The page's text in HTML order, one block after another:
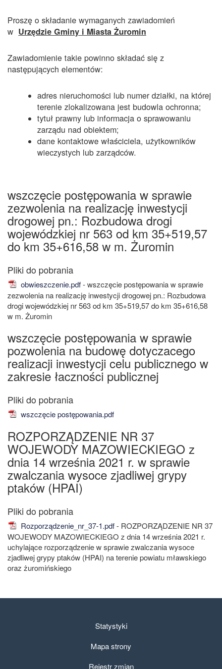
Proszę o składanie wymaganych zawiadomień
w Urzędzie Gminy i Miasta Żuromin
Zawiadomienie takie powinno składać się z
następujących elementów:
adres nieruchomości lub numer działki, na której
terenie zlokalizowana jest budowla ochronna;
tytuł prawny lub informacja o sprawowaniu
zarządu nad obiektem;
dane kontaktowe właściciela, użytkowników
wieczystych lub zarządców.
wszczęcie postępowania w sprawie
zezwolenia na realizację inwestycji
drogowej pn.: Rozbudowa drogi
wojewódzkiej nr 563 od km 35+519,57
do km 35+616,58 w m. Żuromin
obwieszczenie.pdf- wszczęcie postępowania w sprawie
zezwolenia na realizację inwestycji drogowej pn.: Rozbudowa
drogi wojewódzkiej nr 563 od km 35+519,57 do km 35+616,58
w m. Żuromin
wszczęcie postępowania w sprawie
pozwolenia na budowę dotyczacego
realizacji inwestycji celu publicznego w
zakresie łaczności publicznej
wszczęcie postępowania.pdf
ROZPORZĄDZENIE NR 37
WOJEWODY MAZOWIECKIEGO z
dnia 14 września 2021 r. w sprawie
zwalczania wysoce zjadliwej grypy
ptaków (HPAI)
Rozporządzenie_nr_37-1.pdf- ROZPORZĄDZENIE NR 37
WOJEWODY MAZOWIECKIEGO z dnia 14 września 2021 r.
uchylające rozporządzenie w sprawie zwalczania wysoce
zjadliwej grypy ptaków (HPAI) na terenie powiatu mławskiego
oraz żuromińskiego
Statystyki
Mapa strony
Rejestr zmian